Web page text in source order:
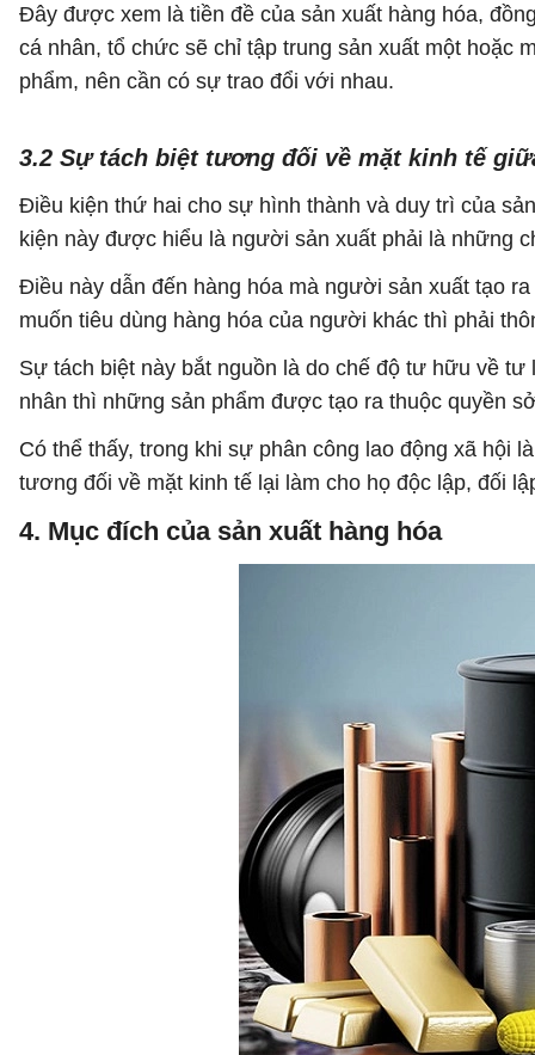
Đây được xem là tiền đề của sản xuất hàng hóa,
cá nhân, tổ chức sẽ chỉ tập trung sản xuất một hoặc
phẩm, nên cần có sự trao đổi với nhau.
3.2 Sự tách biệt tương đối về mặt kinh tế
Điều kiện thứ hai cho sự hình thành và duy trì của
kiện này được hiểu là người sản xuất phải là những
Điều này dẫn đến hàng hóa mà người sản xuất tạo
muốn tiêu dùng hàng hóa của người khác thì phải
Sự tách biệt này bắt nguồn là do chế độ tư hữu về
nhân thì những sản phẩm được tạo ra thuộc quyền
Có thể thấy, trong khi sự phân công lao động xã hội
tương đối về mặt kinh tế lại làm cho họ độc lập, đối
4. Mục đích của sản xuất hàng hóa